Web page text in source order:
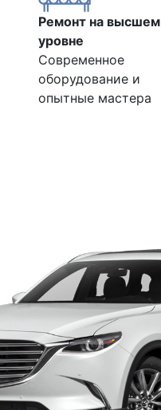
Ремонт на высшем
уровне
Современное
оборудование и
опытные мастера